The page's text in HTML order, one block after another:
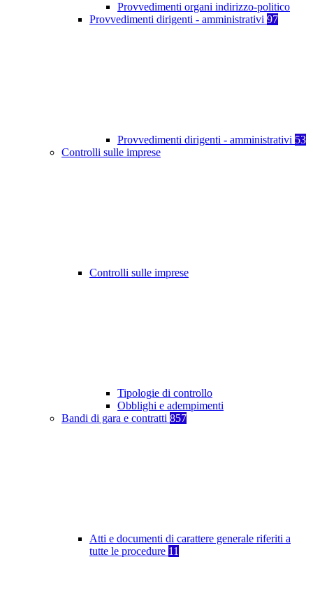
Provvedimenti organi indirizzo-politico
Provvedimenti dirigenti - amministrativi 97
Provvedimenti dirigenti - amministrativi 53
Controlli sulle imprese
Controlli sulle imprese
Tipologie di controllo
Obblighi e adempimenti
Bandi di gara e contratti 857
Atti e documenti di carattere generale riferiti a
tutte le procedure 11